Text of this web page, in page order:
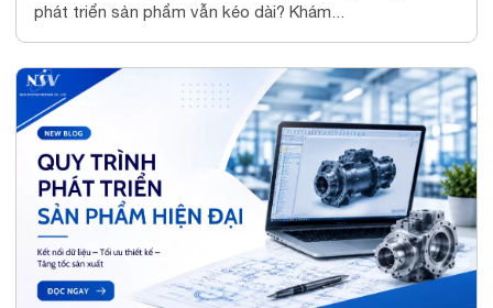
phát triển sản phẩm vẫn kéo dài? Khám...